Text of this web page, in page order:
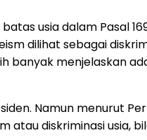
usia dalam Pasal
dilihat sebagai
banyak menjelaskan
Namun menurut
atau diskriminasi usia,